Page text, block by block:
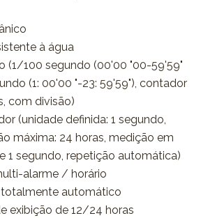
à água
(1/100 segundo (00'00 "00-59'59"
(1: 00'00 "-23: 59'59"), contador
com divisão)
(unidade definida: 1 segundo,
máxima: 24 horas, medição em
1 segundo, repetição automática)
alarme / horário
totalmente automático
exibição de 12/24 horas